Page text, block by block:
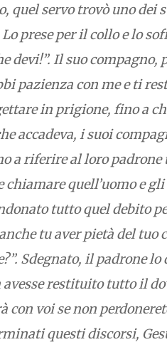
quel servo trovò uno dei
prese per il collo e lo
devi!”. Il suo compagno,
pazienza con me e ti
in prigione, fino a
accadeva, i suoi
a riferire al loro padrone
quell’uomo e gli
tutto quel debito
tu aver pietà del tuo
Sdegnato, il padrone
restituito tutto il
con voi se non
questi discorsi,